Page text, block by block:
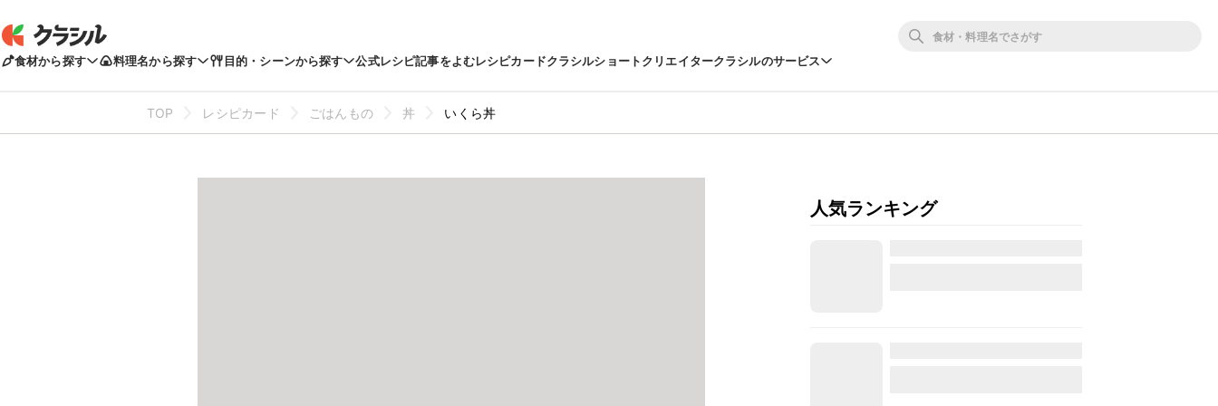
食材から探す 料理名から探す 目的・シーンから探す 公式レシピ記事をよむレシピカードクラシルショートクリエイタークラシルのサービス
TOP レシピカード ごはんもの 丼 いくら丼
人気ランキング